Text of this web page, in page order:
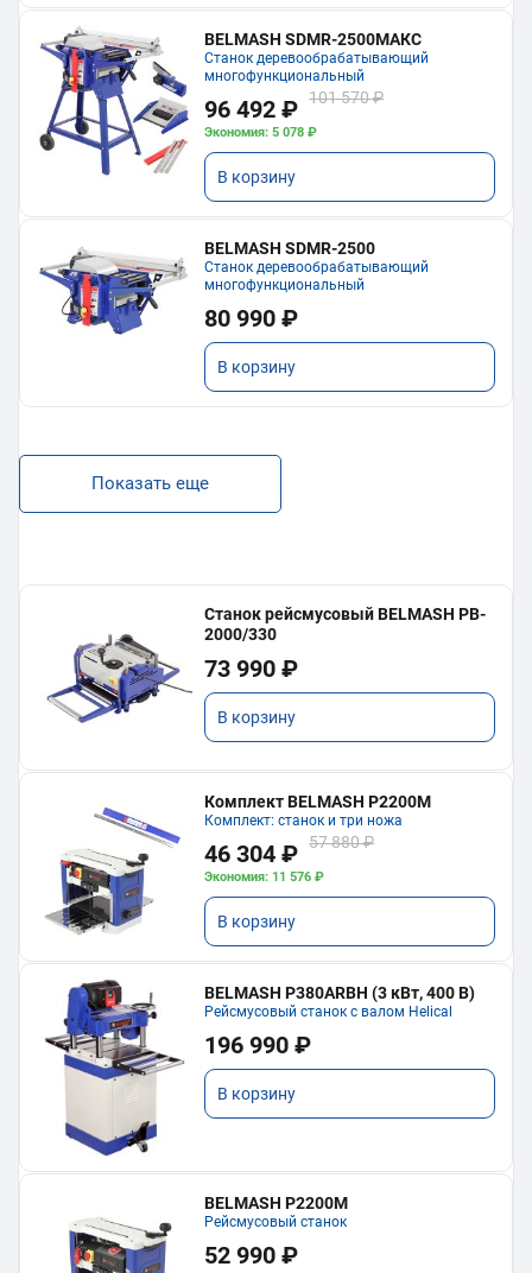
BELMASH SDMR-2500МАКС
Станок деревообрабатывающий
многофункциональный
96 492 ₽ 101 570 ₽
Экономия: 5 078 ₽
В корзину
BELMASH SDMR-2500
Станок деревообрабатывающий
многофункциональный
80 990 ₽
В корзину
Показать еще
Станок рейсмусовый BELMASH PB-
2000/330
73 990 ₽
В корзину
Комплект BELMASH P2200M
Комплект: станок и три ножа
46 304 ₽ 57 880 ₽
Экономия: 11 576 ₽
В корзину
BELMASH P380ARBH (3 кВт, 400 В)
Рейсмусовый станок с валом Helical
196 990 ₽
В корзину
BELMASH P2200M
Рейсмусовый станок
52 990 ₽